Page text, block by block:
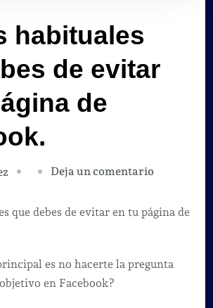
habituales
de evitar
de
Deja un comentarioen
habituales
de
que debes de evitar en tu página de
es no hacerte la pregunta
en Facebook?